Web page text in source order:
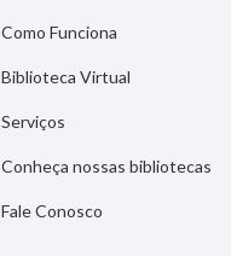
Como Funciona
Biblioteca Virtual
Serviços
Conheça nossas bibliotecas
Fale Conosco